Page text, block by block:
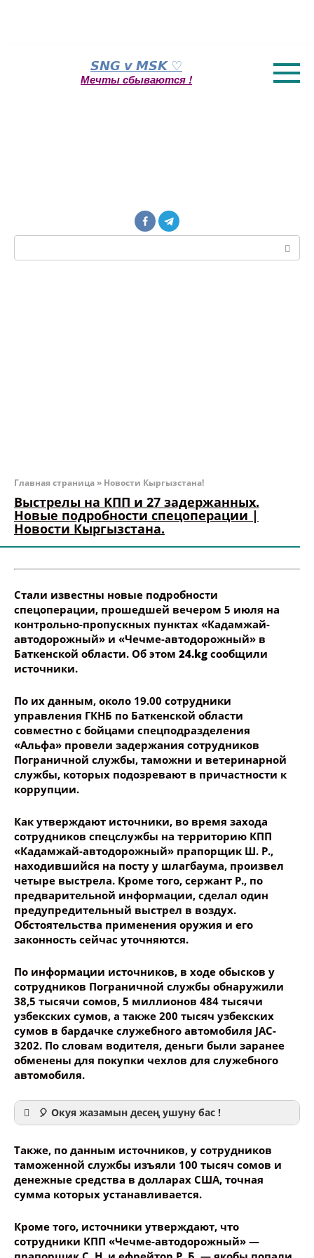
𝙎𝙉𝙂 𝙫 𝙈𝙎𝙆 ♡
Мечты сбываются !
Поиск:
Главная страница » Новости Кыргызстана!
Выстрелы на КПП и 27 задержанных.
Новые подробности спецоперации |
Новости Кыргызстана.
Стали известны новые подробности
спецоперации, прошедшей вечером 5 июля на
контрольно-пропускных пунктах «Кадамжай-
автодорожный» и «Чечме-автодорожный» в
Баткенской области. Об этом 24.kg сообщили
источники.
По их данным, около 19.00 сотрудники
управления ГКНБ по Баткенской области
совместно с бойцами спецподразделения
«Альфа» провели задержания сотрудников
Пограничной службы, таможни и ветеринарной
службы, которых подозревают в причастности к
коррупции.
Как утверждают источники, во время захода
сотрудников спецслужбы на территорию КПП
«Кадамжай-автодорожный» прапорщик Ш. Р.,
находившийся на посту у шлагбаума, произвел
четыре выстрела. Кроме того, сержант Р., по
предварительной информации, сделал один
предупредительный выстрел в воздух.
Обстоятельства применения оружия и его
законность сейчас уточняются.
По информации источников, в ходе обысков у
сотрудников Пограничной службы обнаружили
38,5 тысячи сомов, 5 миллионов 484 тысячи
узбекских сумов, а также 200 тысяч узбекских
сумов в бардачке служебного автомобиля JAC-
3202. По словам водителя, деньги были заранее
обменены для покупки чехлов для служебного
автомобиля.
🎈 Окуя жазамын десең ушуну бас !
Название сообщения
Также, по данным источников, у сотрудников
таможенной службы изъяли 100 тысяч сомов и
денежные средства в долларах США, точная
сумма которых устанавливается.
Кроме того, источники утверждают, что
сотрудники КПП «Чечме-автодорожный» —